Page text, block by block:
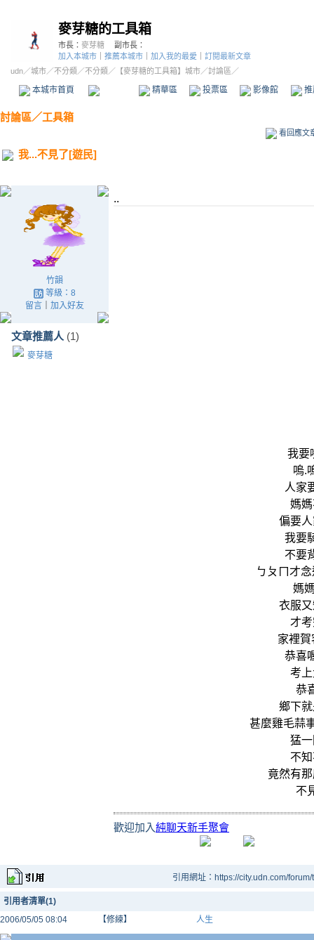
麥芽糖的工具箱
市長： 麥芽糖
副市長：
加入本城市
推薦本城市 加入我的最愛
訂閱最新文章
udn／城市／不分類 ／不分類 ／ 【麥芽糖的工具箱】城市／討論區／
本城市首頁 精華區 投票區 影像館
討論區／工具箱
看回應文
我...不見了[遊民]
竹韻
等級：8
留言｜ 加入好友
文章推薦人 (1)
麥芽糖
..
我要
嗚.
人家
媽
偏要
我要
不要
ㄅㄆㄇ才
媽
衣服
才
家裡賀
恭喜
考
恭
鄉下
甚麼雞毛蒜
猛
不
竟然有
不
歡迎加入純聊天新手聚會
引用網址：https://city.udn.com/
引用者清單(1)
2006/05/05 08:04
【修練】 人生